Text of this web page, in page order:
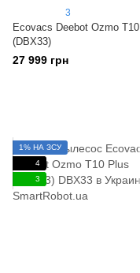
3
Ecovacs Deebot Ozmo T10
(DBX33)
27 999 грн
1% НА ЗСУ
4
3